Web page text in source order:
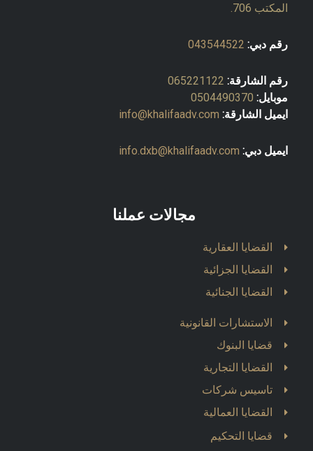
المكتب 706.
رقم دبي: 043544522
رقم الشارقة: 065221122
موبايل: 0504490370
ايميل الشارقة: info@khalifaadv.com
ايميل دبي: info.dxb@khalifaadv.com
مجالات عملنا
القضايا العقارية
القضايا الجزائية
القضايا الجنائية
الاستشارات القانونية
قضايا البنوك
القضايا التجارية
تاسيس شركات
القضايا العمالية
قضايا التحكيم